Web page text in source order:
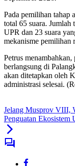
Pada pemilihan tahap
total 65 suara. Jumlah
UPR dan 23 suara
mekanisme pemilihan
Petrus
berlangsung di
akan ditetapkan oleh
administrasi selesai.
Jelang Musprov VIII,
Penguatan Ekosistem